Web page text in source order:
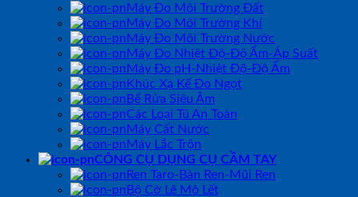
Máy Đo Môi Trường Đất
Máy Đo Môi Trường Khí
Máy Đo Môi Trường Nước
Máy Đo Nhiệt Độ-Độ Ẩm-Áp Suất
Máy Đo pH-Nhiệt Độ-Độ Ẩm
Khúc Xạ Kế Đo Ngọt
Bể Rửa Siêu Âm
Các Loại Tủ An Toàn
Máy Cất Nước
Máy Lắc Trộn
CÔNG CỤ DỤNG CỤ CẦM TAY
Ren Taro-Bàn Ren-Mũi Ren
Bộ Cờ Lê Mỏ Lết